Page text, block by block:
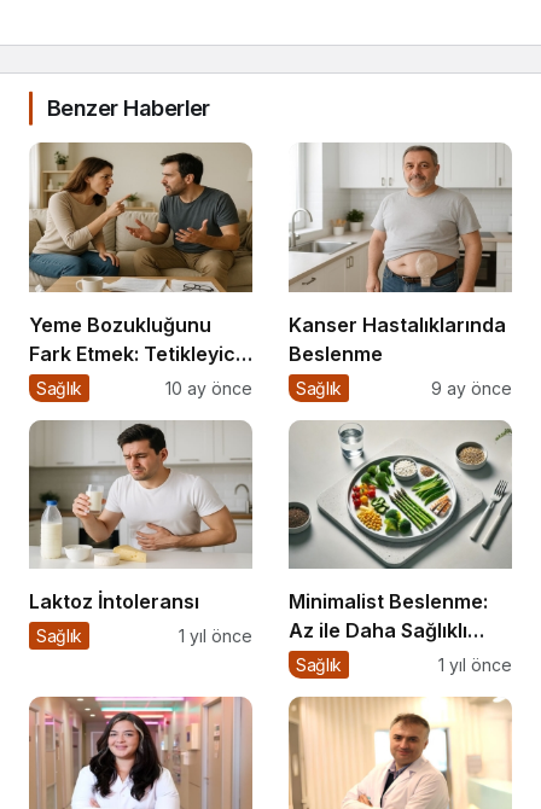
Benzer Haberler
Yeme Bozukluğunu
Fark Etmek: Tetikleyici
Anlarla Yüzleşmek
Sağlık 10 ay önce
Kanser Hastalıklarında
Beslenme
Sağlık 9 ay önce
Laktoz İntoleransı
Sağlık 1 yıl önce
Minimalist Beslenme:
Az ile Daha Sağlıklı
Yaşamak
Sağlık 1 yıl önce